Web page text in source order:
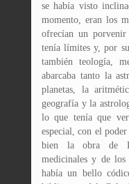
se había visto
momento, eran los
ofrecían un
tenía límites y, por
también teología,
abarcaba tanto la
planetas, la
geografía y la
lo que tenía que
especial, con el
bien la obra de
medicinales y de los
había un bello